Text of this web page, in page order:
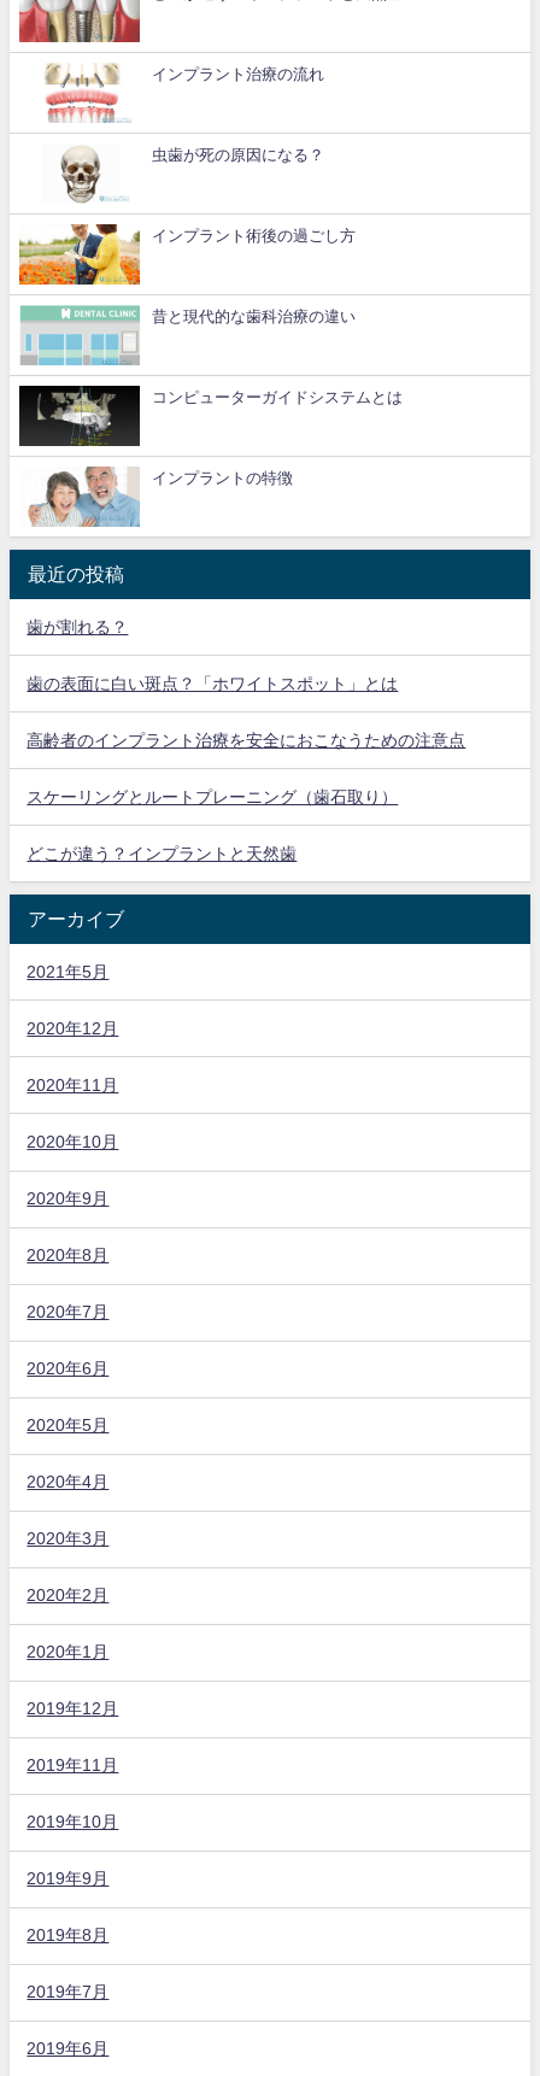
インプラント治療の流れ
虫歯が死の原因になる？
インプラント術後の過ごし方
昔と現代的な歯科治療の違い
コンピューターガイドシステムとは
インプラントの特徴
最近の投稿
歯が割れる？
歯の表面に白い斑点？「ホワイトスポット」とは
高齢者のインプラント治療を安全におこなうための注意点
スケーリングとルートプレーニング（歯石取り）
どこが違う？インプラントと天然歯
アーカイブ
2021年5月
2020年12月
2020年11月
2020年10月
2020年9月
2020年8月
2020年7月
2020年6月
2020年5月
2020年4月
2020年3月
2020年2月
2020年1月
2019年12月
2019年11月
2019年10月
2019年9月
2019年8月
2019年7月
2019年6月